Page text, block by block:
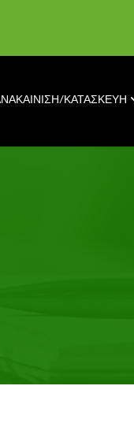
ΚΑΤΑΣΚΕΥΗ